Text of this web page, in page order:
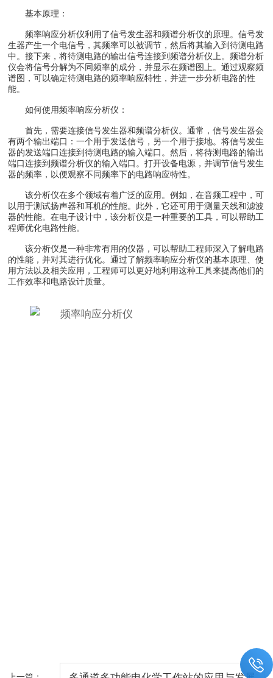
基本原理：
频率响应分析仪利用了信号发生器和频谱分析仪的原理。信号发
生器产生一个电信号，其频率可以被调节，然后将其输入到待测电路
中。接下来，将待测电路的输出信号连接到频谱分析仪上。频谱分析
仪会将信号分解为不同频率的成分，并显示在频谱图上。通过观察频
谱图，可以确定待测电路的频率响应特性，并进一步分析电路的性
能。
如何使用频率响应分析仪：
首先，需要连接信号发生器和频谱分析仪。通常，信号发生器会
有两个输出端口：一个用于发送信号，另一个用于接地。将信号发生
器的发送端口连接到待测电路的输入端口。然后，将待测电路的输出
端口连接到频谱分析仪的输入端口。打开设备电源，并调节信号发生
器的频率，以便观察不同频率下的电路响应特性。
该分析仪在多个领域有着广泛的应用。例如，在音频工程中，可
以用于测试扬声器和耳机的性能。此外，它还可用于测量天线和滤波
器的性能。在电子设计中，该分析仪是一种重要的工具，可以帮助工
程师优化电路性能。
该分析仪是一种非常有用的仪器，可以帮助工程师深入了解电路
的性能，并对其进行优化。通过了解频率响应分析仪的基本原理、使
用方法以及相关应用，工程师可以更好地利用这种工具来提高他们的
工作效率和电路设计质量。